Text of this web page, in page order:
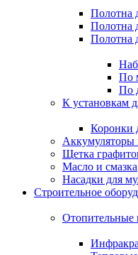
Полотна
Полотна
Полотна
По
По
К установкам
Коронки
Аккумуляторы
Щетка
Масло и смазка
Насадки для
Строительное
Отопительные